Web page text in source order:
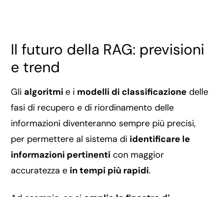
Il futuro della RAG: previsioni
e trend
Gli algoritmie i modelli di classificazione delle
fasi di recupero e di riordinamento delle
informazioni diventeranno sempre più precisi,
per permettere al sistema di identificare le
informazioni pertinenti con maggior
accuratezza e in tempi più rapidi.